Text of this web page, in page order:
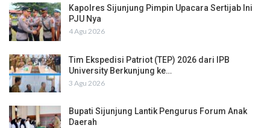
Kapolres Sijunjung Pimpin Upacara Sertijab Ini
PJU Nya
4 Agu 2026
Tim Ekspedisi Patriot (TEP) 2026 dari IPB
University Berkunjung ke…
3 Agu 2026
Bupati Sijunjung Lantik Pengurus Forum Anak
Daerah